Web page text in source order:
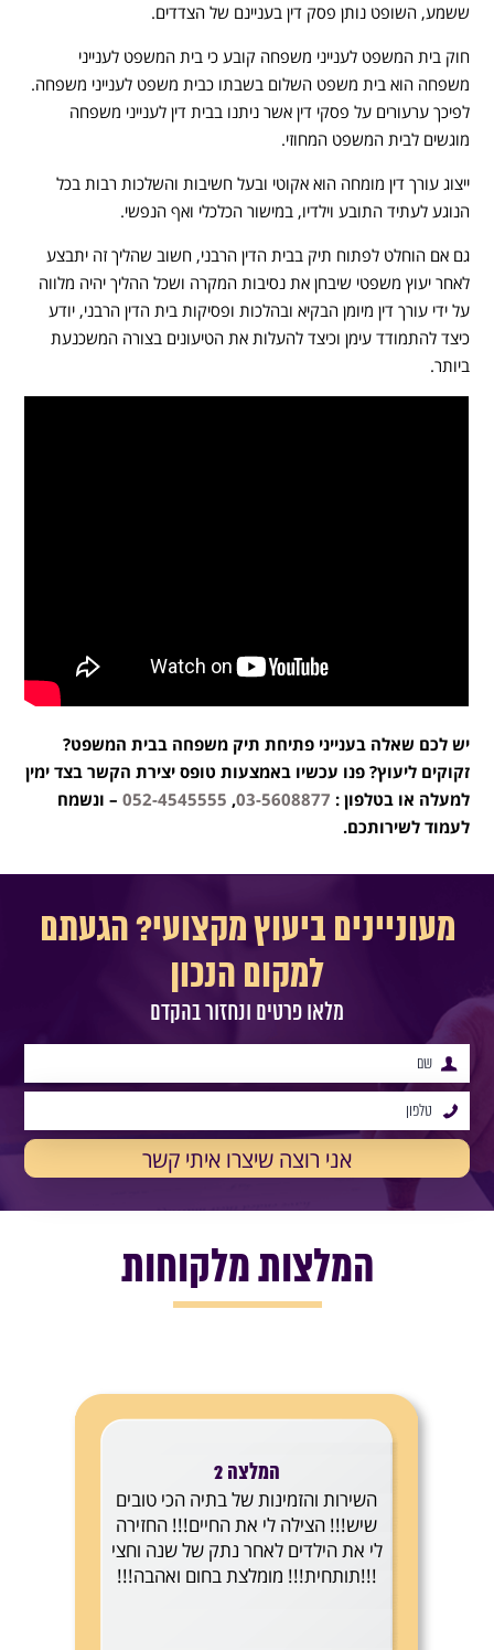
ששמע, השופט נותן פסק דין בעניינם של הצדדים.
חוק בית המשפט לענייני משפחה קובע כי בית המשפט לענייני
משפחה הוא בית משפט השלום בשבתו כבית משפט לענייני משפחה.
לפיכך ערעורים על פסקי דין אשר ניתנו בבית דין לענייני משפחה
מוגשים לבית המשפט המחוזי.
ייצוג עורך דין מומחה הוא אקוטי ובעל חשיבות והשלכות רבות בכל
הנוגע לעתיד התובע וילדיו, במישור הכלכלי ואף הנפשי.
גם אם הוחלט לפתוח תיק בבית הדין הרבני, חשוב שהליך זה יתבצע
לאחר יעוץ משפטי שיבחן את נסיבות המקרה ושכל ההליך יהיה מלווה
על ידי עורך דין מיומן הבקיא ובהלכות ופסיקות בית הדין הרבני, יודע
כיצד להתמודד עימן וכיצד להעלות את הטיעונים בצורה המשכנעת
ביותר.
יש לכם שאלה בענייני פתיחת תיק משפחה בבית המשפט?
זקוקים ליעוץ? פנו עכשיו באמצעות טופס יצירת הקשר בצד ימין
למעלה או בטלפון : 03-5608877
,
052-4545555 – ונשמח
לעמוד לשירותכם.
מעוניינים ביעוץ מקצועי? הגעתם
למקום הנכון
מלאו פרטים ונחזור בהקדם
המלצות מלקוחות
המלצה 2
השירות והזמינות של בתיה הכי טובים
שיש!!! הצילה לי את החיים!!! החזירה
לי את הילדים לאחר נתק של שנה וחצי
!!!תותחית!!! מומלצת בחום ואהבה!!!